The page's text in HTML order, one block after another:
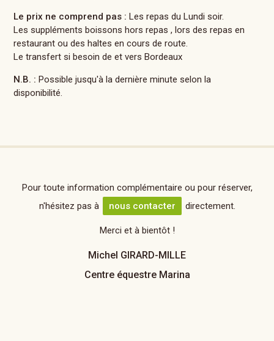
Le prix ne comprend pas : Les repas du Lundi soir.
Les suppléments boissons hors repas , lors des repas en
restaurant ou des haltes en cours de route.
Le transfert si besoin de et vers Bordeaux
N.B. : Possible jusqu'à la dernière minute selon la
disponibilité.
Pour toute information complémentaire ou pour réserver,
n'hésitez pas à
nous contacter directement.
Merci et à bientôt !
Michel GIRARD-MILLE
Centre équestre Marina